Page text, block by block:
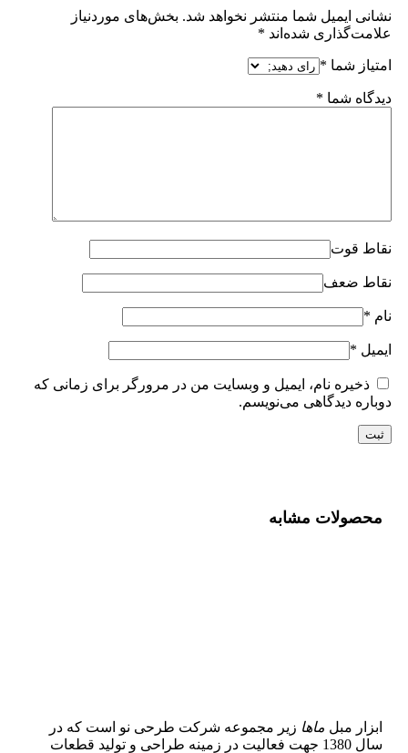
نشانی ایمیل شما منتشر نخواهد شد. بخش‌های موردنیاز
علامت‌گذاری شده‌اند *
امتیاز شما *
دیدگاه شما *
نقاط قوت
نقاط ضعف
نام *
ایمیل *
ذخیره نام، ایمیل و وبسایت من در مرورگر برای زمانی که
دوباره دیدگاهی می‌نویسم.
محصولات مشابه
ابزار مبل ماها زیر مجموعه شرکت طرحی نو است که در
سال 1380 جهت فعالیت در زمینه طراحی و تولید قطعات